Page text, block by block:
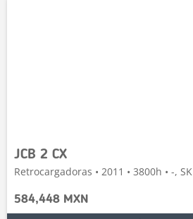
JCB 2 CX
Retrocargadoras • 2011 • 3800h • -, SK
584,448 MXN